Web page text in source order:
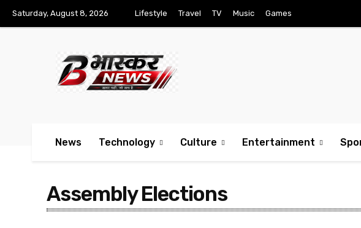
Saturday, August 8, 2026 Lifestyle Travel TV Music Games
News Technology Culture Entertainment
Assembly Elections